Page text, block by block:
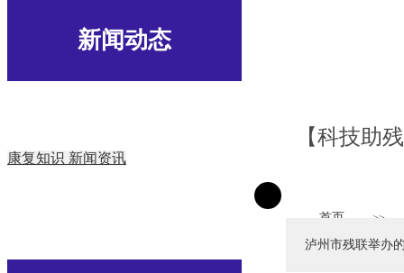
康复知识 新闻资讯
首页 >>
新闻动态
【科技助
泸州市残联举办